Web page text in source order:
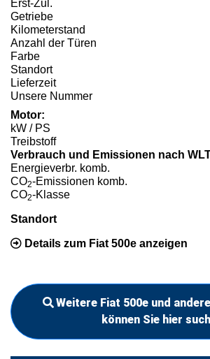
Erst-Zul.
Getriebe
Kilometerstand
Anzahl der Türen
Farbe
Standort
Lieferzeit
Unsere Nummer
Motor:
kW / PS
Treibstoff
Verbrauch und Emissionen nach
Energieverbr. komb.
CO2-Emissionen komb.
CO2-Klasse
Standort
Details zum Fiat 500e anzeigen
Weitere Fiat 500e und
können Sie hier